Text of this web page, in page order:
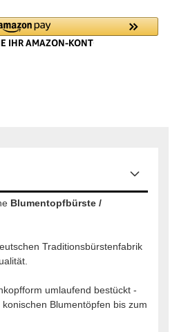
Blumentopfbürste /
Traditionsbürstenfabrik
umlaufend bestückt -
Blumentöpfen bis zum